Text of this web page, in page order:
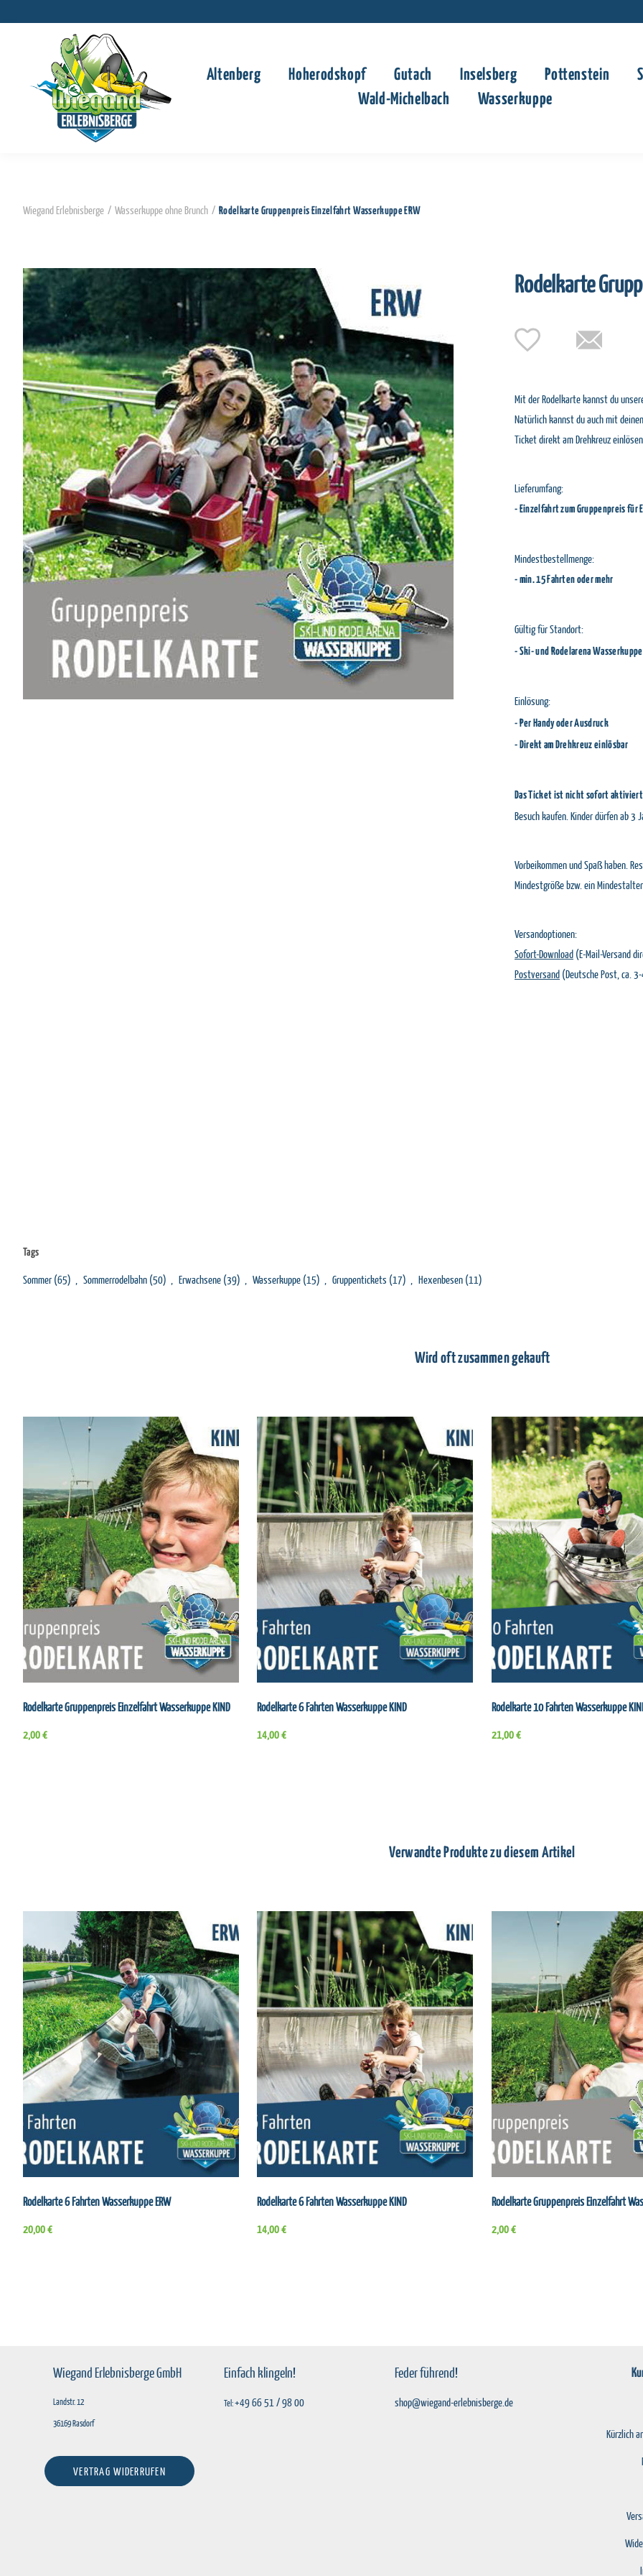
Altenberg Hoherodskopf Gutach Inselsberg Pottenstein
Wald-Michelbach
Wasserkuppe
Wiegand Erlebnisberge / Wasserkuppe ohne Brunch / Rodelkarte Gruppenpreis Einzelfahrt Wasserkuppe ERW
Rodelkarte
Mit der Rodelkarte kannst du
Natürlich kannst du auch mit
Ticket direkt am Drehkreuz
Lieferumfang:
- Einzelfahrt zum Gruppenpreis für
Mindestbestellmenge:
- min. 15 Fahrten oder mehr
Gültig für Standort:
- Ski- und Rodelarena
Einlösung:
- Per Handy oder Ausdruck
- Direkt am Drehkreuz einlösbar
Das Ticket ist nicht sofort
Besuch kaufen. Kinder dürfen ab 3
Vorbeikommen und Spaß haben.
Mindestgröße bzw. ein
Versandoptionen:
Sofort-Download (E-Mail-Versand
Postversand (Deutsche Post, ca.
Tags
Sommer (65) Sommerrodelbahn (50) Erwachsene (39) Wasserkuppe (15) Gruppentickets (17) Hexenbesen (11)
Wird oft zusammen gekauft
Rodelkarte Gruppenpreis Einzelfahrt Wasserkuppe KIND
2,00 €
Rodelkarte 6 Fahrten Wasserkuppe KIND
14,00 €
Rodelkarte 10 Fahrten Wasserkuppe
21,00 €
Verwandte Produkte zu diesem Artikel
Rodelkarte 6 Fahrten Wasserkuppe ERW
20,00 €
Rodelkarte 6 Fahrten Wasserkuppe KIND
14,00 €
Rodelkarte Gruppenpreis Einzelfahrt
2,00 €
Wiegand Erlebnisberge GmbH
Landstr. 12
36169 Rasdorf
VERTRAG WIDERRUFEN
Einfach klingeln!
Tel:+49 66 51 / 98 00
Feder führend!
shop@wiegand-erlebnisberge.de
Kürzlich